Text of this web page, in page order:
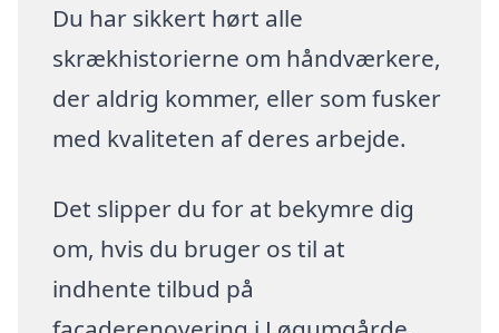
Du har sikkert hørt alle
skrækhistorierne om håndværkere,
der aldrig kommer, eller som fusker
med kvaliteten af deres arbejde.
Det slipper du for at bekymre dig
om, hvis du bruger os til at
indhente tilbud på